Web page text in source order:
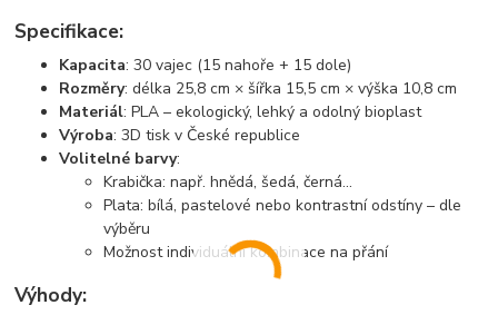
Specifikace:
Kapacita: 30 vajec (15 nahoře + 15 dole)
Rozměry: délka 25,8 cm × šířka 15,5 cm × výška 10,8 cm
Materiál: PLA – ekologický, lehký a odolný bioplast
Výroba: 3D tisk v České republice
Volitelné barvy:
Krabička: např. hnědá, šedá, černá...
Plata: bílá, pastelové nebo kontrastní odstíny – dle
výběru
Možnost individuální kombinace na přání
Výhody: